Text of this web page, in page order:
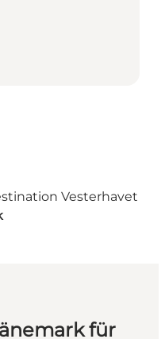
Vesterhavet
für